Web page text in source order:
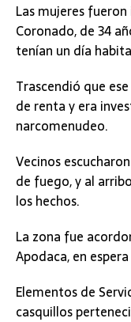
Las mujeres
Coronado, de 34
tenían un día
Trascendió que
de renta y era
narcomenudeo.
Vecinos
de fuego, y al
los hechos.
La zona fue
Apodaca, en
Elementos de
casquillos